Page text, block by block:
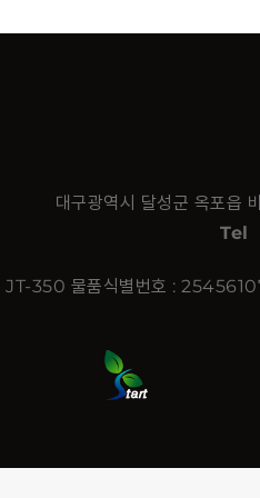
대구광역시 달성군 옥포읍
Tel
JT-350 물품식별번호 :